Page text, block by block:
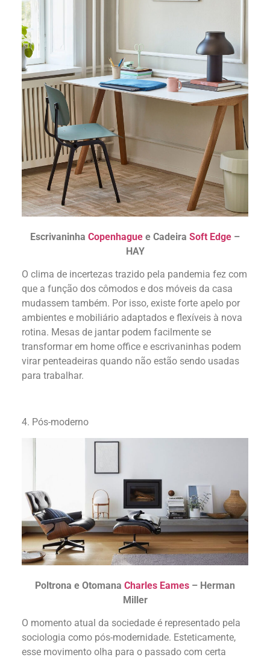
Escrivaninha Copenhague e Cadeira Soft Edge –
HAY
O clima de incertezas trazido pela pandemia fez com
que a função dos cômodos e dos móveis da casa
mudassem também. Por isso, existe forte apelo por
ambientes e mobiliário adaptados e flexíveis à nova
rotina. Mesas de jantar podem facilmente se
transformar em home office e escrivaninhas podem
virar penteadeiras quando não estão sendo usadas
para trabalhar.
4. Pós-moderno
Poltrona e Otomana Charles Eames – Herman
Miller
O momento atual da sociedade é representado pela
sociologia como pós-modernidade. Esteticamente,
esse movimento olha para o passado com certa